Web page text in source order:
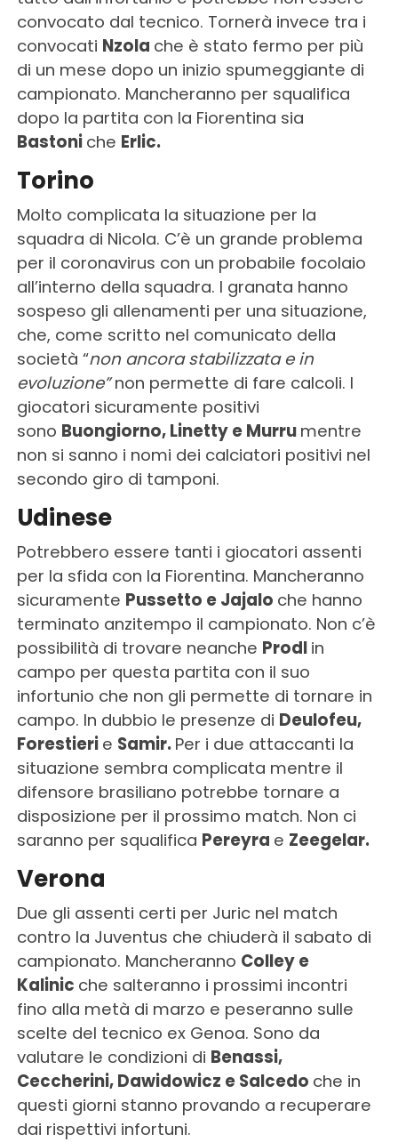
convocato dal tecnico. Tornerà invece tra i
convocati Nzola che è stato fermo per più
di un mese dopo un inizio spumeggiante di
campionato. Mancheranno per squalifica
dopo la partita con la Fiorentina sia
Bastoni che Erlic.
Torino
Molto complicata la situazione per la
squadra di Nicola. C’è un grande problema
per il coronavirus con un probabile focolaio
all’interno della squadra. I granata hanno
sospeso gli allenamenti per una situazione,
che, come scritto nel comunicato della
società “non ancora stabilizzata e in
evoluzione”non permette di fare calcoli. I
giocatori sicuramente positivi
sono Buongiorno, Linetty e Murru mentre
non si sanno i nomi dei calciatori positivi nel
secondo giro di tamponi.
Udinese
Potrebbero essere tanti i giocatori assenti
per la sfida con la Fiorentina. Mancheranno
sicuramente Pussetto e Jajalo che hanno
terminato anzitempo il campionato. Non c’è
possibilità di trovare neanche Prodl in
campo per questa partita con il suo
infortunio che non gli permette di tornare in
campo. In dubbio le presenze di Deulofeu,
Forestieri e Samir. Per i due attaccanti la
situazione sembra complicata mentre il
difensore brasiliano potrebbe tornare a
disposizione per il prossimo match. Non ci
saranno per squalifica Pereyra e Zeegelar.
Verona
Due gli assenti certi per Juric nel match
contro la Juventus che chiuderà il sabato di
campionato. Mancheranno Colley e
Kalinic che salteranno i prossimi incontri
fino alla metà di marzo e peseranno sulle
scelte del tecnico ex Genoa. Sono da
valutare le condizioni di Benassi,
Ceccherini, Dawidowicz e Salcedo che in
questi giorni stanno provando a recuperare
dai rispettivi infortuni.